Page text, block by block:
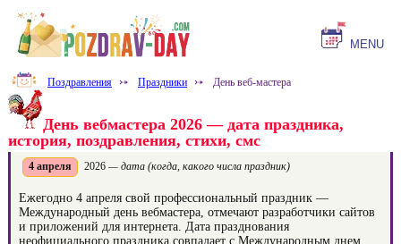
MENU
Поздравления ⤐ Праздники ⤐ День веб-мастера
День вебмастера 2026 — дата праздника,
история, поздравления, стихи, смс
4 апреля 2026 — дата (когда, какого числа праздник)
Ежегодно 4 апреля свой профессиональный праздник —
Международный день вебмастера, отмечают разработчики сайтов
и приложений для интернета. Дата празднования
неофициального праздника совпадает с Международным днем